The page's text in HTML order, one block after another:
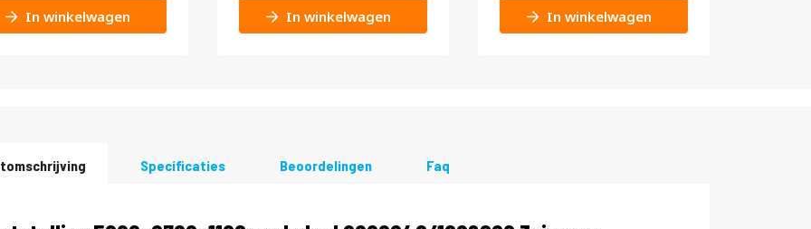
In winkelwagen In winkelwagen In winkelwagen
Specificaties Beoordelingen Faq